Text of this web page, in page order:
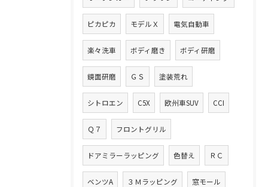
ピカピカ モデルＸ 電気自動車
楽々洗車 ボディ磨き ボディ研磨
鏡面研磨 ＧＳ 塗装荒れ
シトロエン C5X 欧州車SUV CCI
Ｑ７ フロントグリル
ドアミラーラッピング 色替え ＲＣ
ベンツA ３Ｍラッピング 窓モール